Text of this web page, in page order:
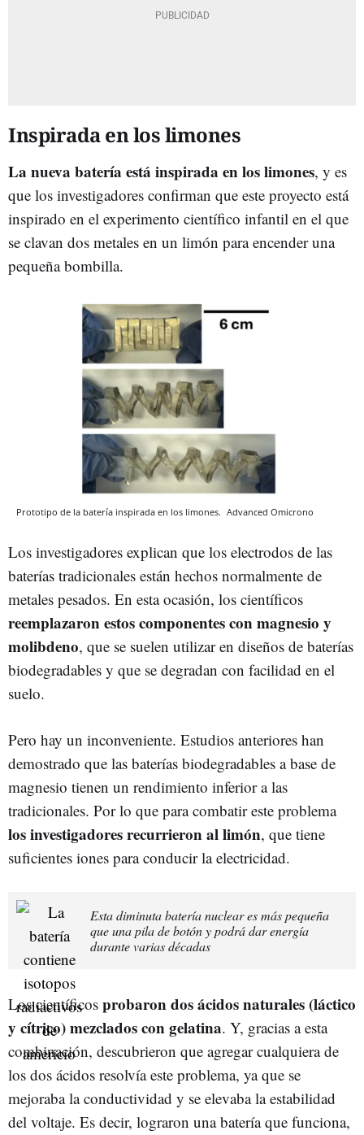
Inspirada en los limones
La nueva batería está inspirada en los limones, y es
que los investigadores confirman que este proyecto está
inspirado en el experimento científico infantil en el que
se clavan dos metales en un limón para encender una
pequeña bombilla.
Prototipo de la batería inspirada en los limones. Advanced Omicrono
Los investigadores explican que los electrodos de las
baterías tradicionales están hechos normalmente de
metales pesados. En esta ocasión, los científicos
reemplazaron estos componentes con magnesio y
molibdeno, que se suelen utilizar en diseños de baterías
biodegradables y que se degradan con facilidad en el
suelo.
Pero hay un inconveniente. Estudios anteriores han
demostrado que las baterías biodegradables a base de
magnesio tienen un rendimiento inferior a las
tradicionales. Por lo que para combatir este problema
los investigadores recurrieron al limón, que tiene
suficientes iones para conducir la electricidad.
Esta diminuta batería nuclear es más pequeña
que una pila de botón y podrá dar energía
durante varias décadas
Los científicos probaron dos ácidos naturales (láctico
y cítrico) mezclados con gelatina. Y, gracias a esta
combinación, descubrieron que agregar cualquiera de
los dos ácidos resolvía este problema, ya que se
mejoraba la conductividad y se elevaba la estabilidad
del voltaje. Es decir, lograron una batería que funciona,